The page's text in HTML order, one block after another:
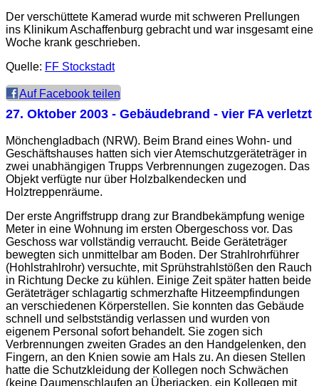
Der verschüttete Kamerad wurde mit schweren Prellungen
ins Klinikum Aschaffenburg gebracht und war insgesamt eine
Woche krank geschrieben.
Quelle: FF Stockstadt
Auf Facebook teilen
27. Oktober 2003 - Gebäudebrand - vier FA verletzt
Mönchengladbach (NRW). Beim Brand eines Wohn- und
Geschäftshauses hatten sich vier Atemschutzgeräteträger in
zwei unabhängigen Trupps Verbrennungen zugezogen. Das
Objekt verfügte nur über Holzbalkendecken und
Holztreppenräume.
Der erste Angriffstrupp drang zur Brandbekämpfung wenige
Meter in eine Wohnung im ersten Obergeschoss vor. Das
Geschoss war vollständig verraucht. Beide Geräteträger
bewegten sich unmittelbar am Boden. Der Strahlrohrführer
(Hohlstrahlrohr) versuchte, mit Sprühstrahlstößen den Rauch
in Richtung Decke zu kühlen. Einige Zeit später hatten beide
Geräteträger schlagartig schmerzhafte Hitzeempfindungen
an verschiedenen Körperstellen. Sie konnten das Gebäude
schnell und selbstständig verlassen und wurden von
eigenem Personal sofort behandelt. Sie zogen sich
Verbrennungen zweiten Grades an den Handgelenken, den
Fingern, an den Knien sowie am Hals zu. An diesen Stellen
hatte die Schutzkleidung der Kollegen noch Schwächen
(keine Daumenschlaufen an Überjacken, ein Kollegen mit